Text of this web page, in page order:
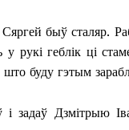
быў сталяр.
у рукі геблік ці
што буду гэтым
задаў Дзмітрыю